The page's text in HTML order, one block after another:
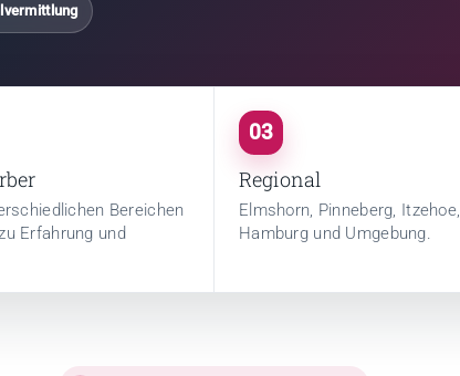
Bereichen
Erfahrung und
03
Regional
Elmshorn, Pinneberg, Itzehoe,
Hamburg und Umgebung.